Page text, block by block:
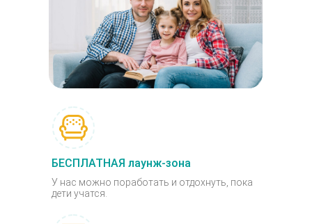
БЕСПЛАТНАЯ лаунж-зона
У нас можно поработать и отдохнуть, пока
дети учатся.